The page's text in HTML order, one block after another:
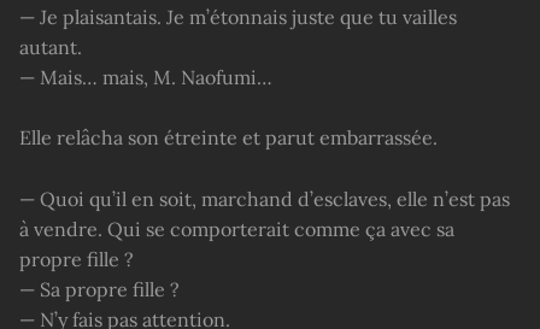
— Je plaisantais. Je m’étonnais juste que tu vailles
autant.
— Mais… mais, M. Naofumi…
Elle relâcha son étreinte et parut embarrassée.
— Quoi qu’il en soit, marchand d’esclaves, elle n’est pas
à vendre. Qui se comporterait comme ça avec sa
propre fille ?
— Sa propre fille ?
— N’y fais pas attention.